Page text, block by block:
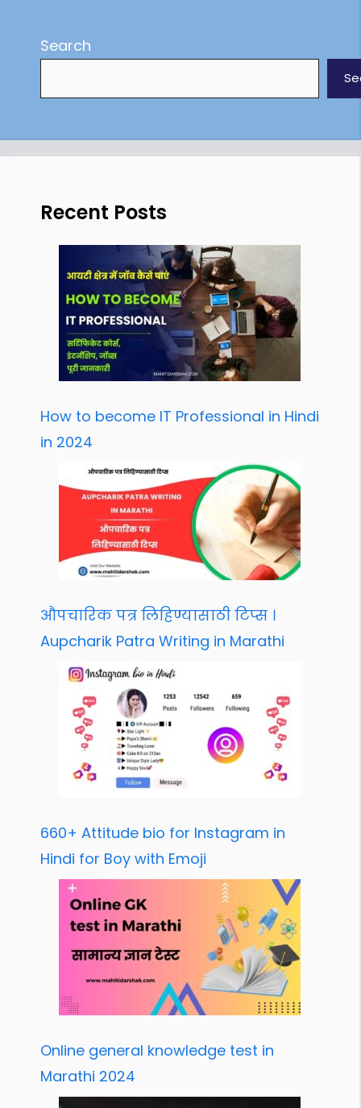
Search
Recent Posts
How to become IT Professional in Hindi
in 2024
औपचारिक पत्र लिहिण्यासाठी टिप्स ।
Aupcharik Patra Writing in Marathi
660+ Attitude bio for Instagram in
Hindi for Boy with Emoji
Online general knowledge test in
Marathi 2024